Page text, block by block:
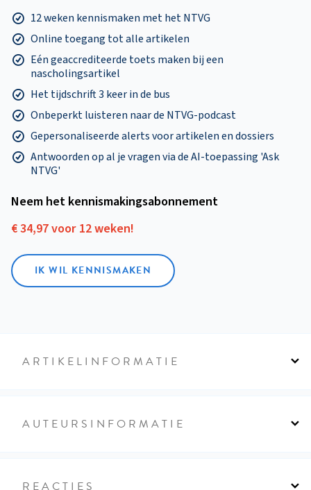
12 weken kennismaken met het NTVG
Online toegang tot alle artikelen
Eén geaccrediteerde toets maken bij een
nascholingsartikel
Het tijdschrift 3 keer in de bus
Onbeperkt luisteren naar de NTVG-podcast
Gepersonaliseerde alerts voor artikelen en dossiers
Antwoorden op al je vragen via de AI-toepassing 'Ask
NTVG'
Neem het kennismakings­abonnement
€ 34,97 voor 12 weken!
IK WIL KENNISMAKEN
ARTIKELINFORMATIE
AUTEURSINFORMATIE